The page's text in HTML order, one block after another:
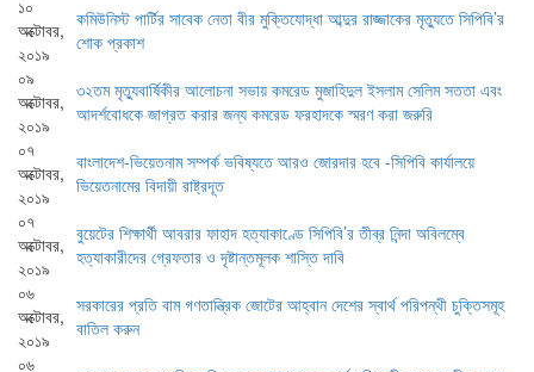
১০
অক্টোবর,
২০১৯
কমিউনিস্ট পার্টির সাবেক নেতা বীর মুক্তিযোদ্ধা আব্দুর রাজ্জাকের মৃত্যুতে সিপিবি’র
শোক প্রকাশ
০৯
অক্টোবর,
২০১৯
৩২তম মৃত্যুবার্ষিকীর আলোচনা সভায় কমরেড মুজাহিদুল ইসলাম সেলিম সততা এবং
আদর্শবোধকে জাগ্রত করার জন্য কমরেড ফরহাদকে স্মরণ করা জরুরি
০৭
অক্টোবর,
২০১৯
বাংলাদেশ-ভিয়েতনাম সম্পর্ক ভবিষ্যতে আরও জোরদার হবে -সিপিবি কার্যালয়ে
ভিয়েতনামের বিদায়ী রাষ্ট্রদূত
০৭
অক্টোবর,
২০১৯
বুয়েটের শিক্ষার্থী আবরার ফাহাদ হত্যাকাণ্ডে সিপিবি’র তীব্র নিন্দা অবিলম্বে
হত্যাকারীদের গ্রেফতার ও দৃষ্টান্তমূলক শাস্তি দাবি
০৬
অক্টোবর,
২০১৯
সরকারের প্রতি বাম গণতান্ত্রিক জোটের আহ্বান দেশের স্বার্থ পরিপন্থী চুক্তিসমূহ
বাতিল করুন
০৬